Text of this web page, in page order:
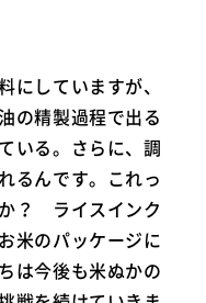
にしていますが、
の精製過程で出る
いる。さらに、調
るんです。これっ
？ ライスインク
米のパッケージに
は今後も米ぬかの